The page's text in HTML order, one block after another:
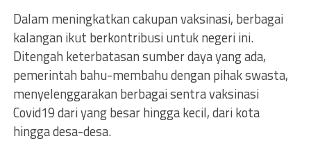
Dalam meningkatkan cakupan vaksinasi, berbagai
kalangan ikut berkontribusi untuk negeri ini.
Ditengah keterbatasan sumber daya yang ada,
pemerintah bahu-membahu dengan pihak swasta,
menyelenggarakan berbagai sentra vaksinasi
Covid19 dari yang besar hingga kecil, dari kota
hingga desa-desa.